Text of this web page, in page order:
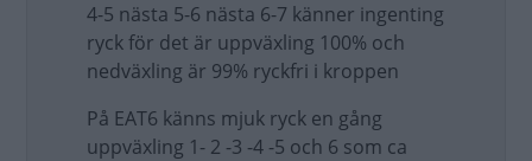
4-5 nästa 5-6 nästa 6-7 känner ingenting
ryck för det är uppväxling 100% och
nedväxling är 99% ryckfri i kroppen
På EAT6 känns mjuk ryck en gång
uppväxling 1- 2 -3 -4 -5 och 6 som ca